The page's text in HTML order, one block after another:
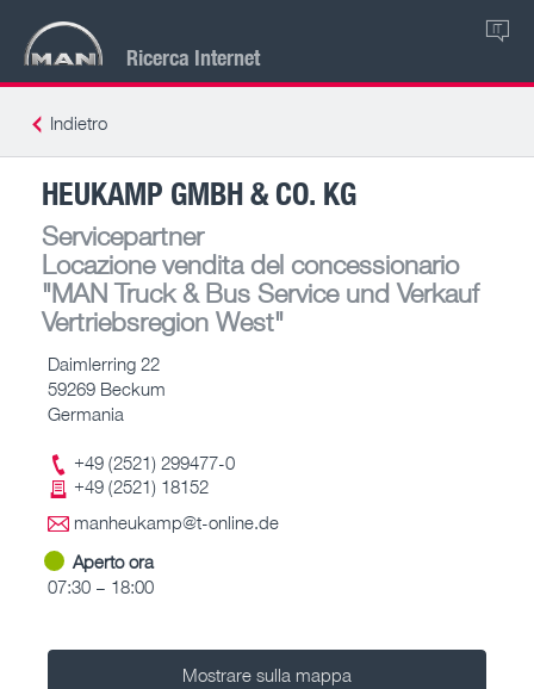
Ricerca Internet
IT
Indietro
HEUKAMP GMBH & CO. KG
Servicepartner
Locazione vendita del concessionario
"MAN Truck & Bus Service und Verkauf
Vertriebsregion West"
Daimlerring 22
59269 Beckum
Germania
+49 (2521) 299477-0
+49 (2521) 18152
manheukamp@t-online.de
Aperto ora
07:30 – 18:00
Mostrare sulla mappa